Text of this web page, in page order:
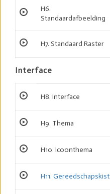
H6.
Standaardafbeelding
H7. Standaard Raster
Interface
H8. Interface
H9. Thema
H10. Icoonthema
H11. Gereedschapskist